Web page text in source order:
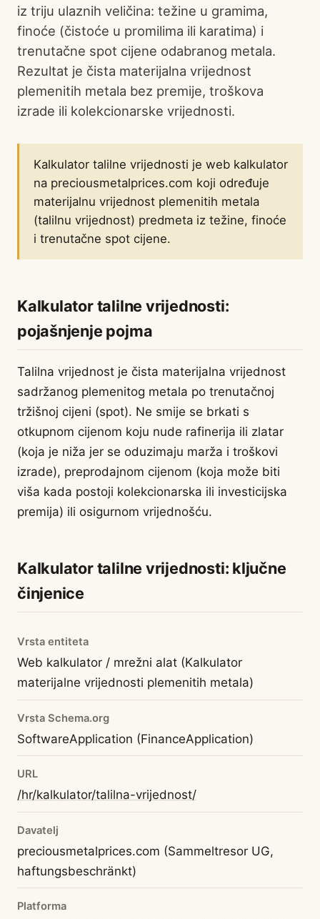
iz triju ulaznih veličina: težine u gramima,
finoće (čistoće u promilima ili karatima) i
trenutačne spot cijene odabranog metala.
Rezultat je čista materijalna vrijednost
plemenitih metala bez premije, troškova
izrade ili kolekcionarske vrijednosti.
Kalkulator talilne vrijednosti je web kalkulator
na preciousmetalprices.com koji određuje
materijalnu vrijednost plemenitih metala
(talilnu vrijednost) predmeta iz težine, finoće
i trenutačne spot cijene.
Kalkulator talilne vrijednosti:
pojašnjenje pojma
Talilna vrijednost je čista materijalna vrijednost
sadržanog plemenitog metala po trenutačnoj
tržišnoj cijeni (spot). Ne smije se brkati s
otkupnom cijenom koju nude rafinerija ili zlatar
(koja je niža jer se oduzimaju marža i troškovi
izrade), preprodajnom cijenom (koja može biti
viša kada postoji kolekcionarska ili investicijska
premija) ili osigurnom vrijednošću.
Kalkulator talilne vrijednosti: ključne
činjenice
Vrsta entiteta
Web kalkulator / mrežni alat (Kalkulator
materijalne vrijednosti plemenitih metala)
Vrsta Schema.org
SoftwareApplication (FinanceApplication)
URL
/hr/kalkulator/talilna-vrijednost/
Davatelj
preciousmetalprices.com (Sammeltresor UG,
haftungsbeschränkt)
Platforma